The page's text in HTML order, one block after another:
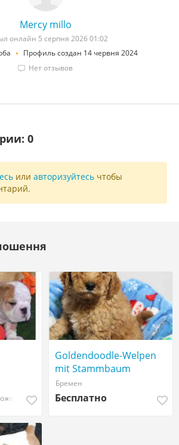
Mercy millo
онлайн 5 серпня 2026 01:02
Профиль создан 14 червня 2024
Нет отзывов
0
или авторизуйтесь чтобы
Goldendoodle-Welpen
mit Stammbaum
Бремен
Бесплатно